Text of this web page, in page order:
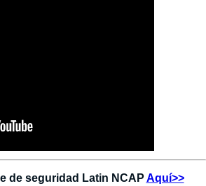
de seguridad Latin NCAP Aquí>>